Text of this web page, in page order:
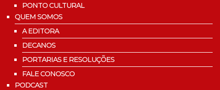
PONTO CULTURAL
QUEM SOMOS
A EDITORA
DECANOS
PORTARIAS E RESOLUÇÕES
FALE CONOSCO
PODCAST